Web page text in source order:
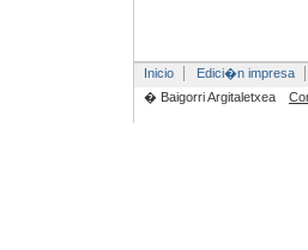
Inicio Edici�n impresa
� Baigorri Argitaletxea